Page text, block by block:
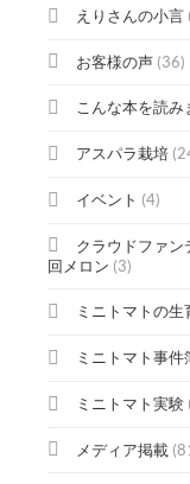
えりさんの小言
お客様の声 (36)
こんな本を読み
アスパラ栽培
イベント (4)
クラウドファン
回メロン (3)
ミニトマトの生
ミニトマト事件
ミニトマト実験
メディア掲載